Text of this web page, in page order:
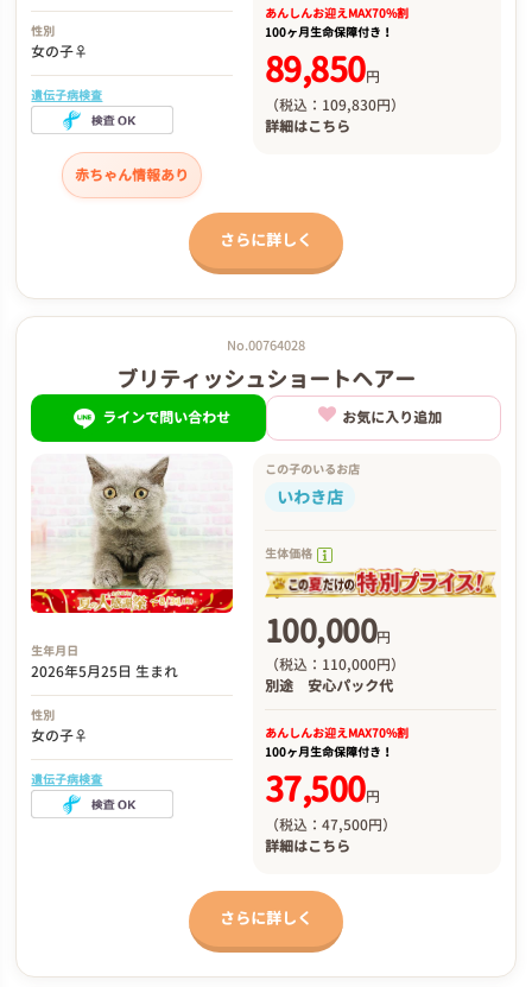
性別
女の子♀
遺伝子病検査
赤ちゃん情報あり
あんしんお迎えMAX70%割
100ヶ月生命保障付き！
89,850円
（税込：109,830円）
詳細はこちら
さらに詳しく
No.00764028
ブリティッシュショートヘアー
ラインで問い合わせ お気に入り追加
生年月日
2026年5月25日 生まれ
性別
女の子♀
遺伝子病検査
この子のいるお店
いわき店
生体価格
100,000円
（税込：110,000円）
別途 安心パック代
あんしんお迎えMAX70%割
100ヶ月生命保障付き！
37,500円
（税込：47,500円）
詳細はこちら
さらに詳しく